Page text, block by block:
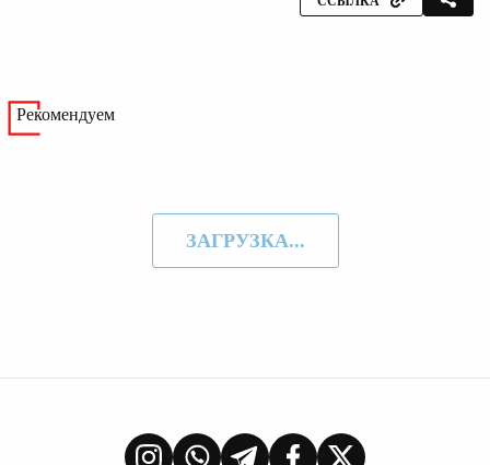
Рекомендуем
ЗАГРУЗКА...